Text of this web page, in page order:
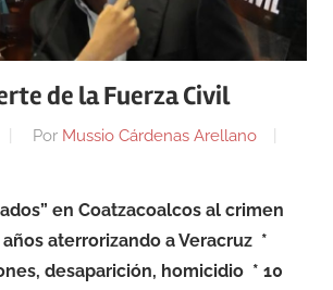
de la Fuerza Civil
Por Mussio Cárdenas Arellano
en Coatzacoalcos al crimen
aterrorizando a Veracruz *
desaparición, homicidio * 10